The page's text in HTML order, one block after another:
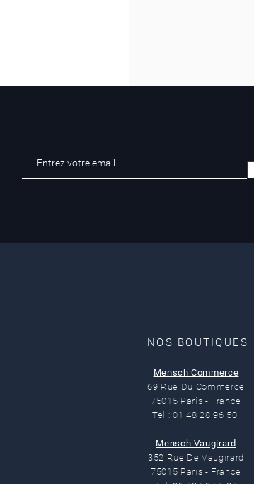
NOS BOUTIQUES
Mensch Commerce
69 Rue Du Commerce
75015 Paris - France
Tel : 01 48 28 96 50
Mensch Vaugirard
352 Rue De Vaugirard
75015 Paris - France